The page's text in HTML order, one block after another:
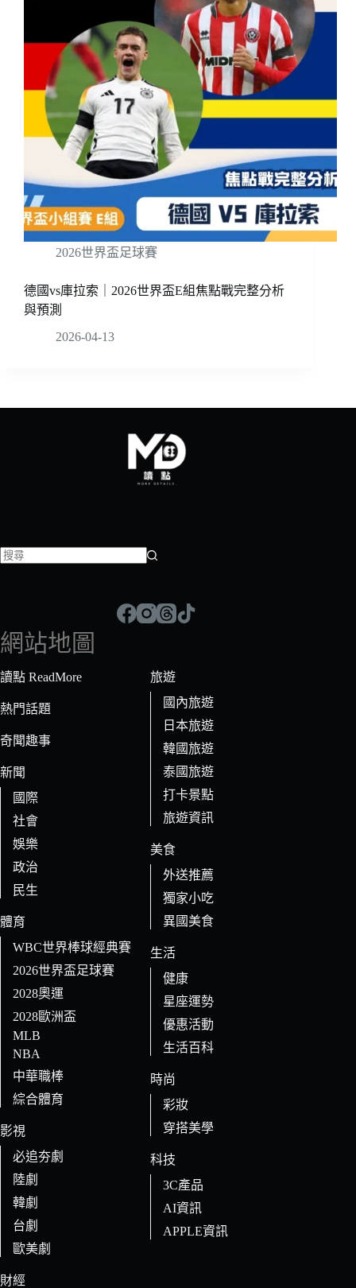
2026世界盃足球賽
德國vs庫拉索｜2026世界盃E組焦點戰完整分析
與預測
2026-04-13
符
合
條
的
果
網站地圖
讀點 ReadMore
熱門話題
奇聞趣事
新聞
國際
社會
娛樂
政治
民生
體育
WBC世界棒球經典賽
2026世界盃足球賽
2028奧運
2028歐洲盃
MLB
NBA
中華職棒
綜合體育
影視
必追夯劇
陸劇
韓劇
台劇
歐美劇
財經
旅遊
國內旅遊
日本旅遊
韓國旅遊
泰國旅遊
打卡景點
旅遊資訊
美食
外送推薦
獨家小吃
異國美食
生活
健康
星座運勢
優惠活動
生活百科
時尚
彩妝
穿搭美學
科技
3C產品
AI資訊
APPLE資訊